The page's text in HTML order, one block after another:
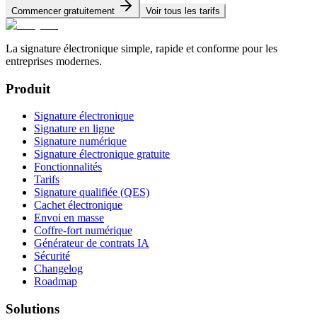
Commencer gratuitement Voir tous les tarifs
La signature électronique simple, rapide et conforme pour les
entreprises modernes.
Produit
Signature électronique
Signature en ligne
Signature numérique
Signature électronique gratuite
Fonctionnalités
Tarifs
Signature qualifiée (QES)
Cachet électronique
Envoi en masse
Coffre-fort numérique
Générateur de contrats IA
Sécurité
Changelog
Roadmap
Solutions